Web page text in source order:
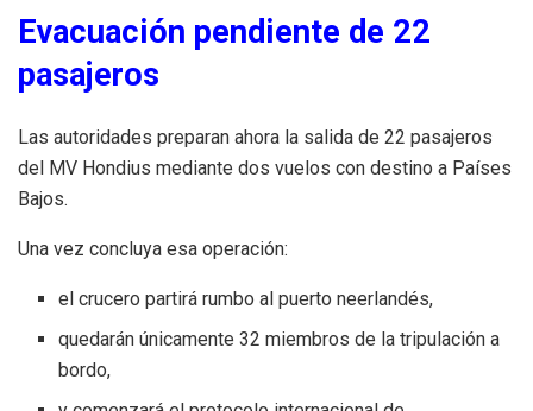
Evacuación pendiente de 22
pasajeros
Las autoridades preparan ahora la salida de 22 pasajeros
del MV Hondius mediante dos vuelos con destino a Países
Bajos.
Una vez concluya esa operación:
el crucero partirá rumbo al puerto neerlandés,
quedarán únicamente 32 miembros de la tripulación a
bordo,